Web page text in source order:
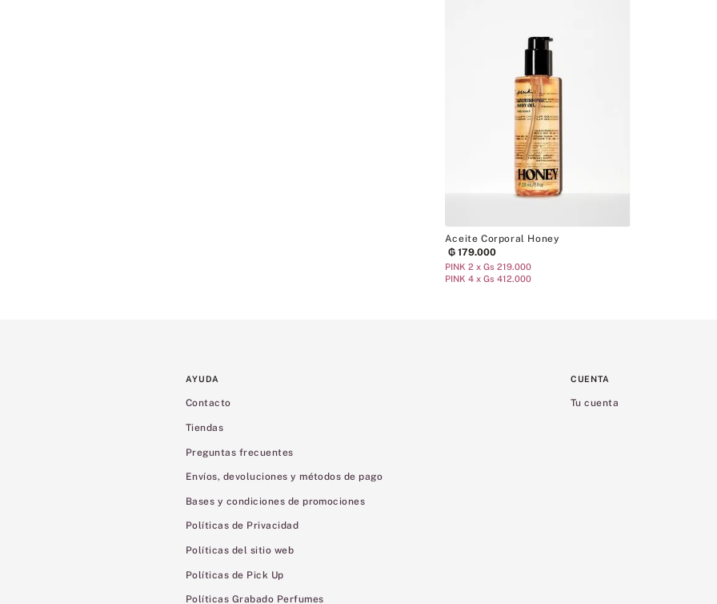
Aceite Corporal Honey
₲ 179.000
PINK 2 x Gs 219.000
PINK 4 x Gs 412.000
AYUDA
Contacto
Tiendas
Preguntas frecuentes
Envíos, devoluciones y métodos de pago
Bases y condiciones de promociones
Políticas de Privacidad
Políticas del sitio web
Políticas de Pick Up
Políticas Grabado Perfumes
CUENTA
Tu cuenta